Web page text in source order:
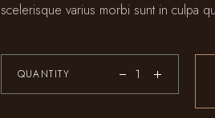
scelerisque varius morbi sunt in culpa
QUANTITY